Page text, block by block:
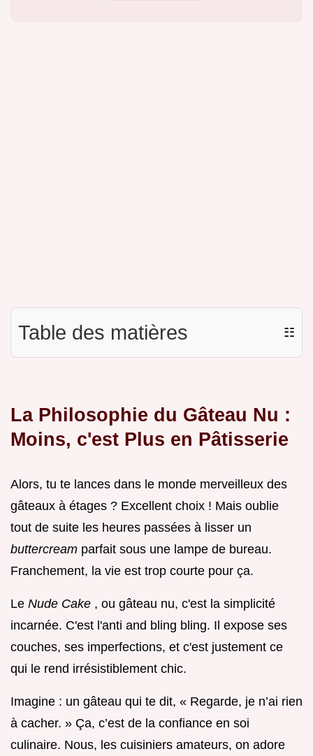
Table des matières ☷
La Philosophie du Gâteau Nu :
Moins, c'est Plus en Pâtisserie
Alors, tu te lances dans le monde merveilleux des
gâteaux à étages ? Excellent choix ! Mais oublie
tout de suite les heures passées à lisser un
buttercream parfait sous une lampe de bureau.
Franchement, la vie est trop courte pour ça.
Le Nude Cake , ou gâteau nu, c'est la simplicité
incarnée. C'est l'anti and bling bling. Il expose ses
couches, ses imperfections, et c'est justement ce
qui le rend irrésistiblement chic.
Imagine : un gâteau qui te dit, « Regarde, je n’ai rien
à cacher. » Ça, c’est de la confiance en soi
culinaire. Nous, les cuisiniers amateurs, on adore